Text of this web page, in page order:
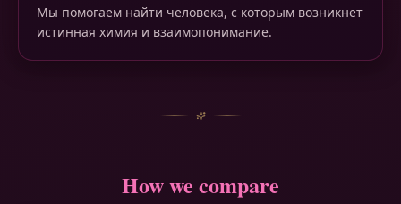
Мы помогаем найти человека, с которым возникнет
истинная химия и взаимопонимание.
How we compare